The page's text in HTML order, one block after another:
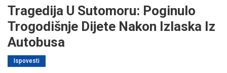
Tragedija U Sutomoru: Poginulo
Trogodišnje Dijete Nakon Izlaska Iz
Autobusa
Ispovesti